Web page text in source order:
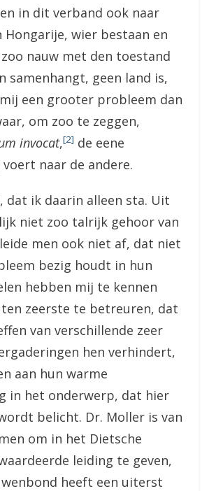
in dit verband ook naar
Hongarije, wier bestaan en
nauw met den toestand
samenhangt, geen land is,
een grooter probleem dan
om zoo te zeggen,
invocat,[2] de eene
naar de andere.
dat ik daarin alleen sta. Uit
niet zoo talrijk gehoor van
men ook niet af, dat niet
bezig houdt in hun
hebben mij te kennen
ten zeerste te betreuren, dat
van verschillende zeer
hen verhindert,
aan hun warme
in het onderwerp, dat hier
belicht. Dr. Moller is van
om in het Dietsche
leiding te geven,
heeft een uiterst